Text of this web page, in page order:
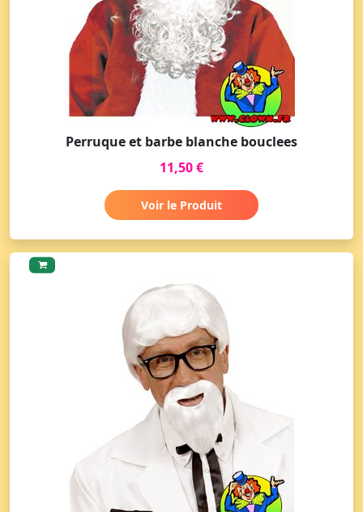
Perruque et barbe blanche bouclees
11,50 €
Voir le Produit